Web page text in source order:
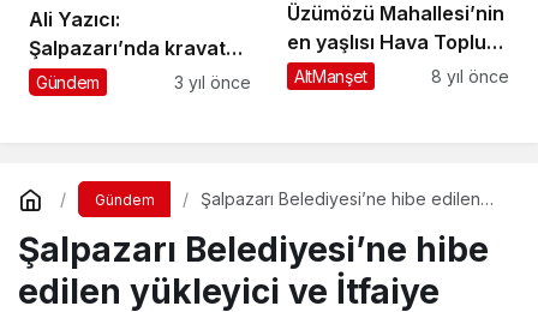
Ali Yazıcı:
Şalpazarı’nda kravat
siyasetine son
Gündem 3 yıl önce
Üzümözü Mahallesi’nin
en yaşlısı Hava Toplu
ebediyete uğurlandı
AltManşet 8 yıl önce
Gündem
Şalpazarı Belediyesi’ne hibe edilen
düzenlendi
Şalpazarı Belediyesi’ne hibe
edilen yükleyici ve İtfaiye